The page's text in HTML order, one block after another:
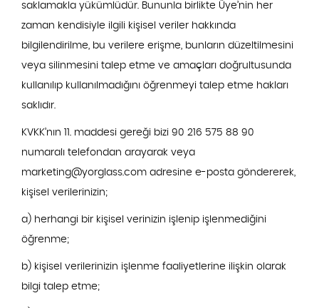
saklamakla yükümlüdür. Bununla birlikte Üye’nin her
zaman kendisiyle ilgili kişisel veriler hakkında
bilgilendirilme, bu verilere erişme, bunların düzeltilmesini
veya silinmesini talep etme ve amaçları doğrultusunda
kullanılıp kullanılmadığını öğrenmeyi talep etme hakları
saklıdır.
KVKK’nın 11. maddesi gereği bizi 90 216 575 88 90
numaralı telefondan arayarak veya
marketing@yorglass.com adresine e-posta göndererek,
kişisel verilerinizin;
a) herhangi bir kişisel verinizin işlenip işlenmediğini
öğrenme;
b) kişisel verilerinizin işlenme faaliyetlerine ilişkin olarak
bilgi talep etme;